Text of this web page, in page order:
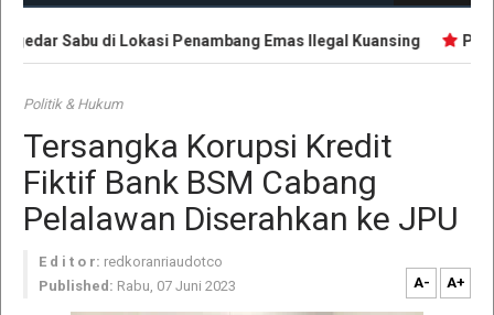
Sabu di Lokasi Penambang Emas Ilegal Kuansing
Politik & Hukum
Tersangka Korupsi Kredit
Fiktif Bank BSM Cabang
Pelalawan Diserahkan ke JPU
E d i t o r: redkoranriaudotco
Published: Rabu, 07 Juni 2023 A- A+